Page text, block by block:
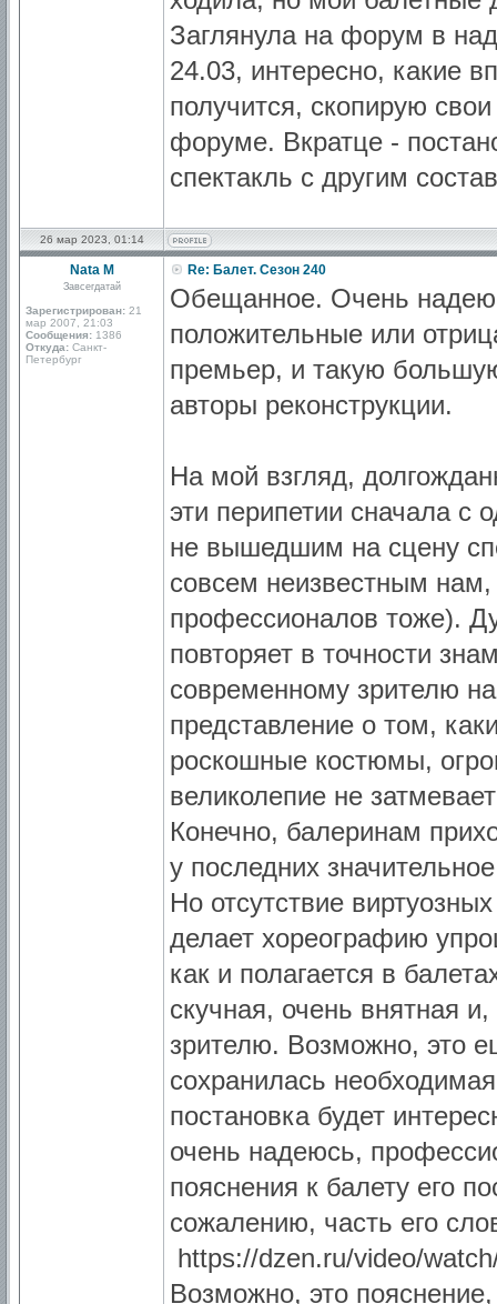
Заглянула на форум в
24.03, интересно, какие
получится, скопирую
форуме. Вкратце -
спектакль с другим
26 мар 2023, 01:14
Nata M
Завсегдатай
Зарегистрирован: 21
мар 2007, 21:03
Сообщения: 1386
Откуда: Санкт-
Петербург
Re: Балет. Сезон 240
Обещанное. Очень
положительные или
премьер, и такую
авторы реконструкции.
На мой взгляд,
эти перипетии сначала с
не вышедшим на сцену
совсем неизвестным
профессионалов тоже).
повторяет в точности
современному зрителю
представление о том,
роскошные костюмы,
великолепие не
Конечно, балеринам
у последних
Но отсутствие
делает хореографию
как и полагается в
скучная, очень внятная
зрителю. Возможно, это
сохранилась
постановка будет
очень надеюсь,
пояснения к балету его
сожалению, часть его
https://dzen.ru/video/
Возможно, это